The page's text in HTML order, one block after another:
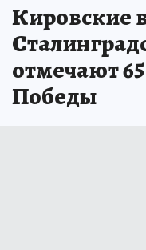
Кировские
отмечают
Победы